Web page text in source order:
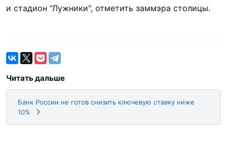
и стадион "Лужники", отметить заммэра столицы.
Читать дальше
Банк России не готов снизить ключевую ставку ниже
10%